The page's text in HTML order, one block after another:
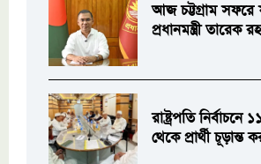
আজ চট্টগ্রাম সফরে
প্রধানমন্ত্রী তারেক
রাষ্ট্রপতি
থেকে প্রার্থী